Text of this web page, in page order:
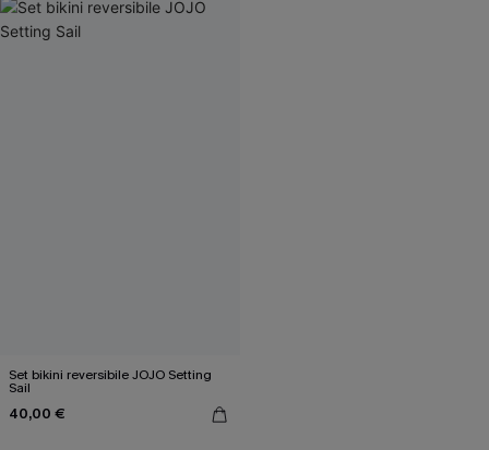
Set bikini reversibile JOJO Setting
Sail
40,00 €